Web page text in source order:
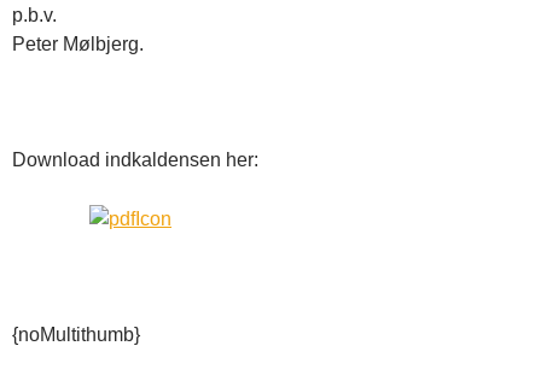
p.b.v.
Peter Mølbjerg.
Download indkaldensen her:
{noMultithumb}